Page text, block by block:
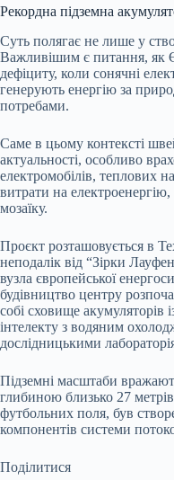
Рекордна підземна
Суть полягає не лише у
Важливішим є питання, як
дефіциту, коли сонячні
генерують енергію за
потребами.
Саме в цьому контексті
актуальності, особливо
електромобілів, теплових
витрати на
мозаїку.
Проєкт розташовується в
неподалік від “Зірки
вузла європейської
будівництво центру
собі сховище акумуляторів
інтелекту з водяним
дослідницькими
Підземні масштаби
глибиною близько 27
футбольних поля, був
компонентів системи
Поділитися